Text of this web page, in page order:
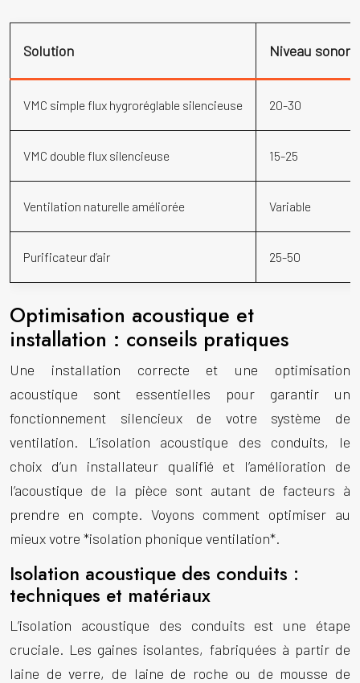
Solution Niveau sonore
VMC simple flux hygroréglable silencieuse 20-30
VMC double flux silencieuse 15-25
Ventilation naturelle améliorée Variable
Purificateur d’air 25-50
Optimisation acoustique et
installation : conseils pratiques
Une installation correcte et une optimisation
acoustique sont essentielles pour garantir un
fonctionnement silencieux de votre système de
ventilation. L’isolation acoustique des conduits, le
choix d’un installateur qualifié et l’amélioration de
l’acoustique de la pièce sont autant de facteurs à
prendre en compte. Voyons comment optimiser au
mieux votre *isolation phonique ventilation*.
Isolation acoustique des conduits :
techniques et matériaux
L’isolation acoustique des conduits est une étape
cruciale. Les gaines isolantes, fabriquées à partir de
laine de verre, de laine de roche ou de mousse de